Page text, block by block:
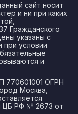
сайт носит
и ни при каких
Гражданского
указаны с
при условии
и
770601001 ОГРН
Москва,
ЦБ РФ № 2673 от